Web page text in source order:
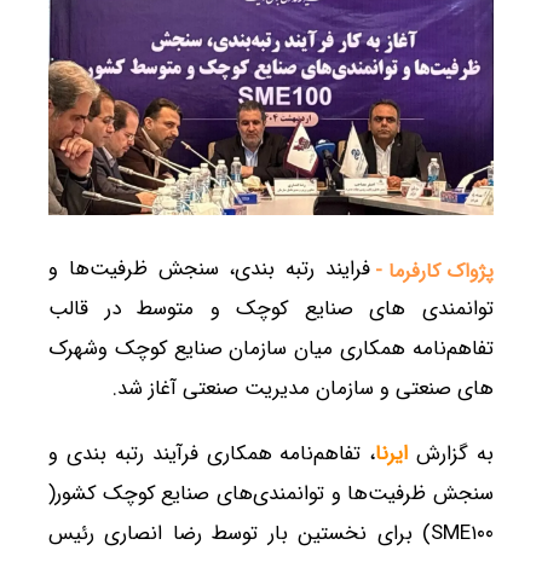
پژواک کارفرما - فرایند رتبه بندی، سنجش ظرفیت‌ها و
توانمندی های صنایع کوچک و متوسط در قالب
تفاهم‌نامه همکاری میان سازمان صنایع کوچک وشهرک
های صنعتی و سازمان مدیریت صنعتی آغاز شد.
به گزارش ایرنا، تفاهم‌نامه همکاری فرآیند رتبه بندی و
سنجش ظرفیت‌ها و توانمندی‌های صنایع کوچک کشور(
SME۱۰۰) برای نخستین بار توسط رضا انصاری رئیس